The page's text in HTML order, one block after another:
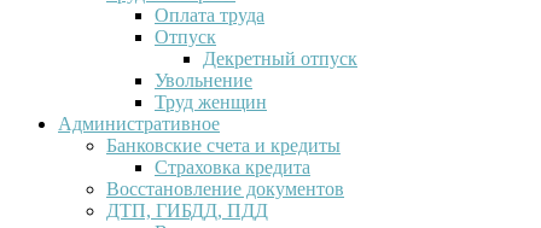
Оплата труда
Отпуск
Декретный отпуск
Увольнение
Труд женщин
Административное
Банковские счета и кредиты
Страховка кредита
Восстановление документов
ДТП, ГИБДД, ПДД